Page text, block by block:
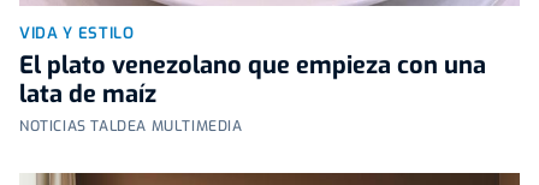
VIDA Y ESTILO
El plato venezolano que empieza con una
lata de maíz
NOTICIAS TALDEA MULTIMEDIA